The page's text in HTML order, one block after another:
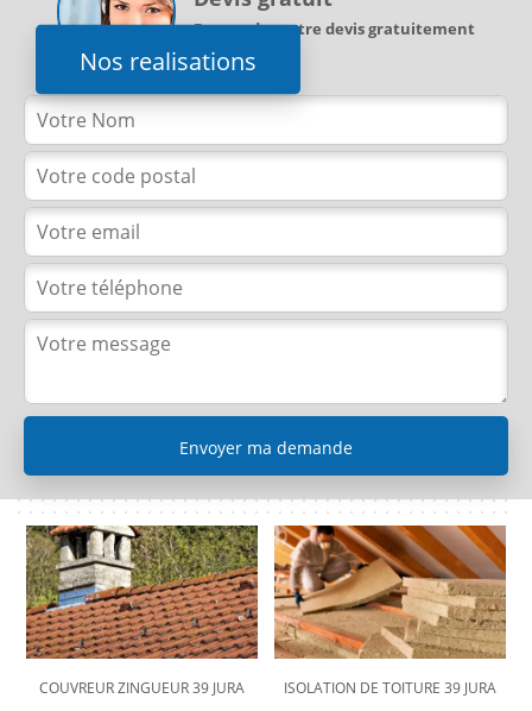
Nos realisations
Demandez votre devis gratuitement
COUVREUR ZINGUEUR 39 JURA ISOLATION DE TOITURE 39 JURA